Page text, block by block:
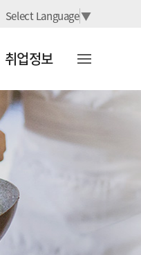
Select Language▼
취업정보